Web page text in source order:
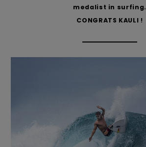
medalist in surfing.
CONGRATS KAULI !